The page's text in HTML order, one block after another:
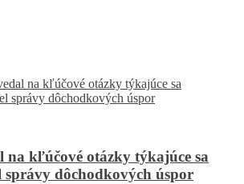
na kľúčové otázky týkajúce sa
dôchodkových úspor